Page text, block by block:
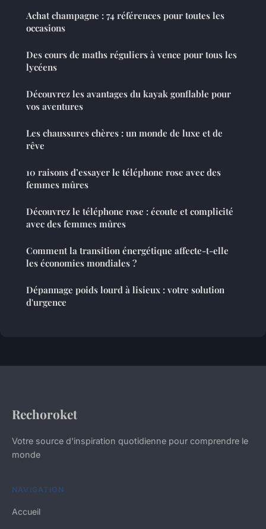
Achat champagne : 74 références pour toutes les
occasions
Des cours de maths réguliers à vence pour tous les
lycéens
Découvrez les avantages du kayak gonflable pour
vos aventures
Les chaussures chères : un monde de luxe et de
rêve
10 raisons d’essayer le téléphone rose avec des
femmes mûres
Découvrez le téléphone rose : écoute et complicité
avec des femmes mûres
Comment la transition énergétique affecte-t-elle
les économies mondiales ?
Dépannage poids lourd à lisieux : votre solution
d'urgence
Rechoroket
Votre source d'inspiration quotidienne pour comprendre le
monde
NAVIGATION
Accueil